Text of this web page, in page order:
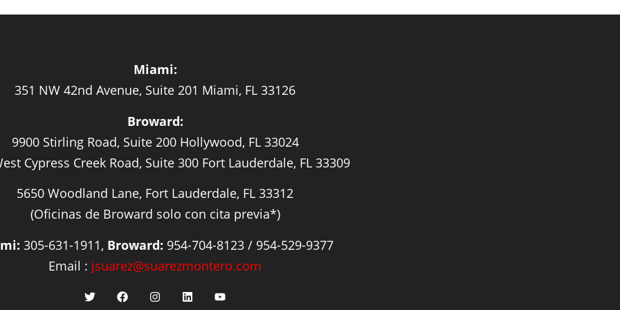
Miami:
351 NW 42nd Avenue, Suite 201 Miami, FL 33126
Broward:
9900 Stirling Road, Suite 200 Hollywood, FL 33024
Cypress Creek Road, Suite 300 Fort Lauderdale, FL 33309
5650 Woodland Lane, Fort Lauderdale, FL 33312
(Oficinas de Broward solo con cita previa*)
305-631-1911, Broward: 954-704-8123 / 954-529-9377
Email : jsuarez@suarezmontero.com